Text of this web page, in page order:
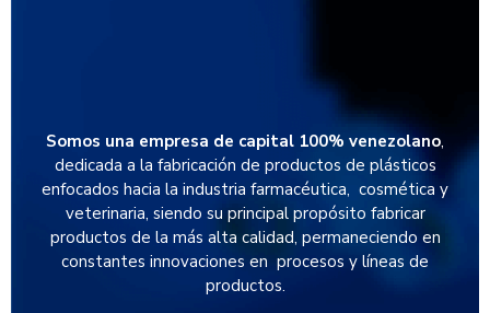
Somos una empresa de capital 100% venezolano,
dedicada a la fabricación de productos de plásticos
enfocados hacia la industria farmacéutica, cosmética y
veterinaria, siendo su principal propósito fabricar
productos de la más alta calidad, permaneciendo en
constantes innovaciones en procesos y líneas de
productos.